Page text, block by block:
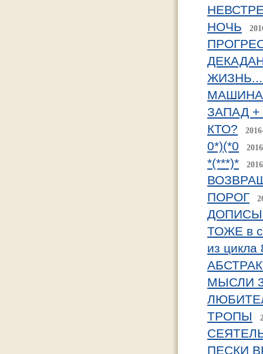
НОЧЬ
ЗАПАД
КТО?
0*)(*0
*(***)*
ПОРОГ
ТОЖЕ в
из цикла
МЫСЛИ
ТРОПЫ
ПЕСКИ